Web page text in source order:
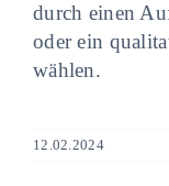
durch einen
oder ein
wählen.
12.02.2024